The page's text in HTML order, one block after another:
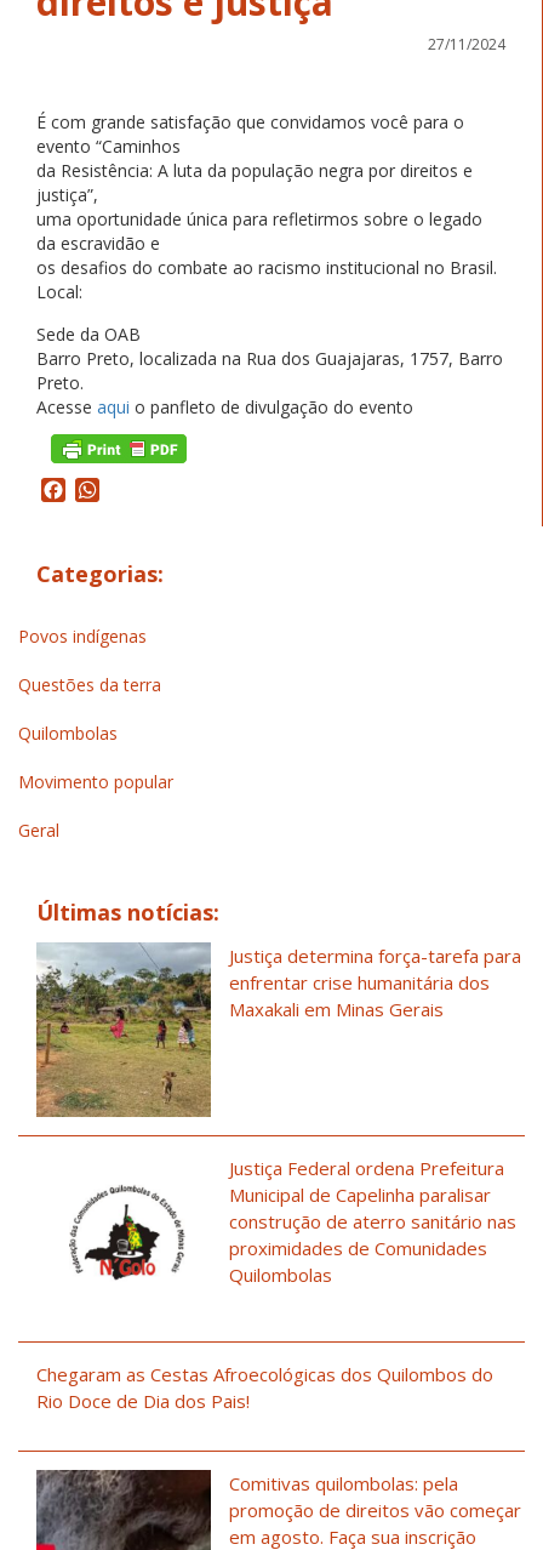
27/11/2024
É com grande satisfação que convidamos você para o
evento “Caminhos
da Resistência: A luta da população negra por direitos e
justiça”,
uma oportunidade única para refletirmos sobre o legado
da escravidão e
os desafios do combate ao racismo institucional no Brasil.
Local:
Sede da OAB
Barro Preto, localizada na Rua dos Guajajaras, 1757, Barro
Preto.
Acesse aqui o panfleto de divulgação do evento
Facebook
Categorias:
Povos indígenas
Questões da terra
Quilombolas
Movimento popular
Geral
Últimas notícias:
Justiça determina força-tarefa para
enfrentar crise humanitária dos
Maxakali em Minas Gerais
Justiça Federal ordena Prefeitura
Municipal de Capelinha paralisar
construção de aterro sanitário nas
proximidades de Comunidades
Quilombolas
Chegaram as Cestas Afroecológicas dos Quilombos do
Rio Doce de Dia dos Pais!
Comitivas quilombolas: pela
promoção de direitos vão começar
em agosto. Faça sua inscrição